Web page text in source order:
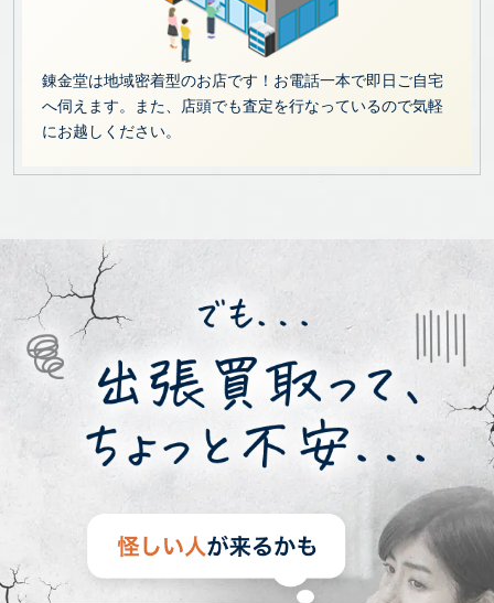
錬金堂は地域密着型のお店です！お電話一本で即日ご自宅
へ伺えます。また、店頭でも査定を行なっているので気軽
にお越しください。